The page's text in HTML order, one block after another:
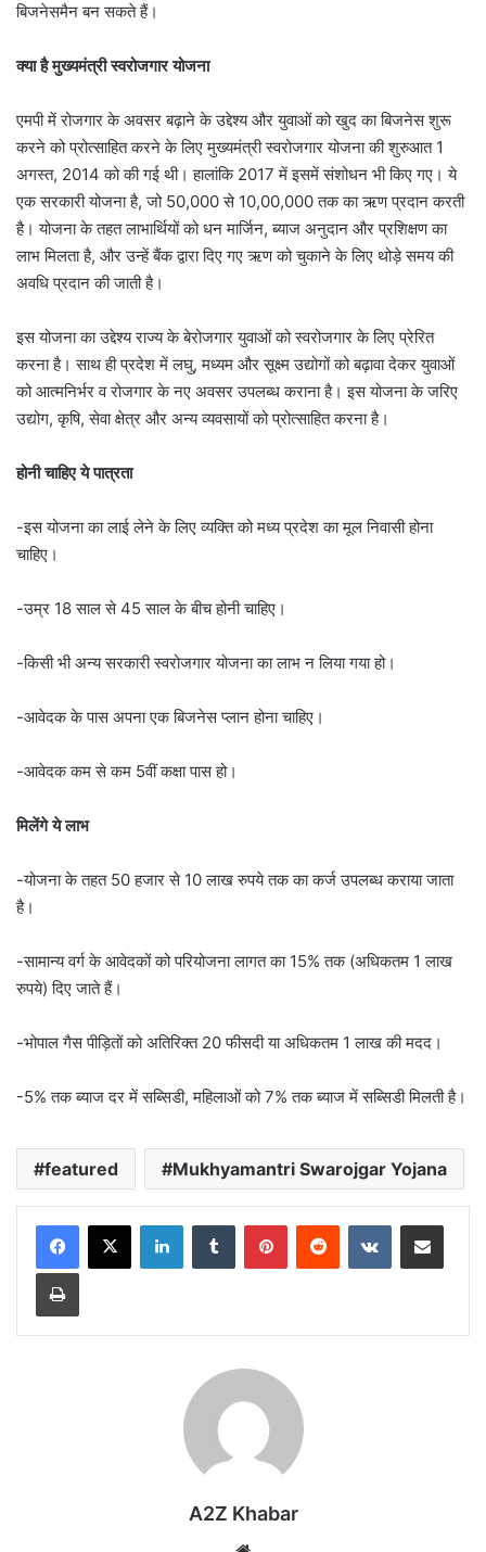
बिजनेसमैन बन सकते हैं।
क्या है मुख्यमंत्री स्वरोजगार योजना
एमपी में रोजगार के अवसर बढ़ाने के उद्देश्य और युवाओं को खुद का बिजनेस शुरू
करने को प्रोत्साहित करने के लिए मुख्यमंत्री स्वरोजगार योजना की शुरुआत 1
अगस्त, 2014 को की गई थी। हालांकि 2017 में इसमें संशोधन भी किए गए। ये
एक सरकारी योजना है, जो 50,000 से 10,00,000 तक का ऋण प्रदान करती
है। योजना के तहत लाभार्थियों को धन मार्जिन, ब्याज अनुदान और प्रशिक्षण का
लाभ मिलता है, और उन्हें बैंक द्वारा दिए गए ऋण को चुकाने के लिए थोड़े समय की
अवधि प्रदान की जाती है।
इस योजना का उद्देश्य राज्य के बेरोजगार युवाओं को स्वरोजगार के लिए प्रेरित
करना है। साथ ही प्रदेश में लघु, मध्यम और सूक्ष्म उद्योगों को बढ़ावा देकर युवाओं
को आत्मनिर्भर व रोजगार के नए अवसर उपलब्ध कराना है। इस योजना के जरिए
उद्योग, कृषि, सेवा क्षेत्र और अन्य व्यवसायों को प्रोत्साहित करना है।
होनी चाहिए ये पात्रता
-इस योजना का लाई लेने के लिए व्यक्ति को मध्य प्रदेश का मूल निवासी होना
चाहिए।
-उम्र 18 साल से 45 साल के बीच होनी चाहिए।
-किसी भी अन्य सरकारी स्वरोजगार योजना का लाभ न लिया गया हो।
-आवेदक के पास अपना एक बिजनेस प्लान होना चाहिए।
-आवेदक कम से कम 5वीं कक्षा पास हो।
मिलेंगे ये लाभ
-योजना के तहत 50 हजार से 10 लाख रुपये तक का कर्ज उपलब्ध कराया जाता
है।
-सामान्य वर्ग के आवेदकों को परियोजना लागत का 15% तक (अधिकतम 1 लाख
रुपये) दिए जाते हैं।
-भोपाल गैस पीड़ितों को अतिरिक्त 20 फीसदी या अधिकतम 1 लाख की मदद।
-5% तक ब्याज दर में सब्सिडी, महिलाओं को 7% तक ब्याज में सब्सिडी मिलती है।
featured Mukhyamantri Swarojgar Yojana
LinkedInTumblr PinterestReddit VKontakteShare via Email
Print
A2Z Khabar